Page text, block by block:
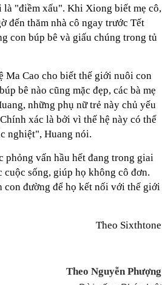
"điềm xấu". Khi Xiong biết mẹ cô,
đến thăm nhà cô ngay trước Tết
con búp bê và giấu chúng trong tủ
Ma Cao cho biết thế giới nuôi con
bê nào cũng mặc đẹp, các bà mẹ
những phụ nữ trẻ này chủ yếu
xác là bởi vì thế hệ này có thể
nghiệt", Huang nói.
phỏng vấn hầu hết đang trong giai
sống, giúp họ không cô đơn.
con đường để họ kết nối với thế giới
Theo Sixthtone
Theo Nguyễn Phượng